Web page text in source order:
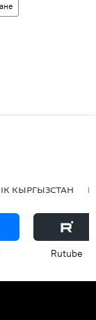
КЫРГЫЗСТАН
Rutube